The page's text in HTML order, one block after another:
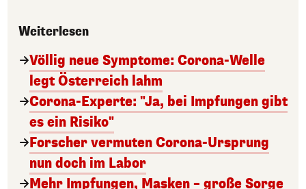
Weiterlesen
Völlig neue Symptome: Corona-Welle
legt Österreich lahm
Corona-Experte: "Ja, bei Impfungen gibt
es ein Risiko"
Forscher vermuten Corona-Ursprung
nun doch im Labor
Mehr Impfungen, Masken – große Sorge